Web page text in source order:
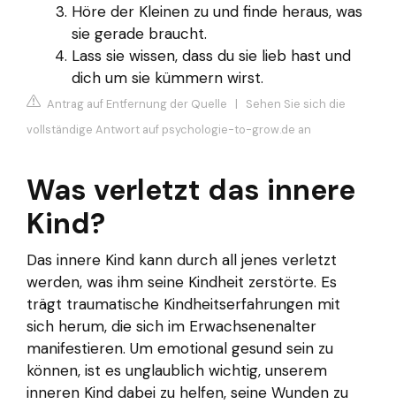
Höre der Kleinen zu und finde heraus, was
sie gerade braucht.
Lass sie wissen, dass du sie lieb hast und
dich um sie kümmern wirst.
Antrag auf Entfernung der Quelle | Sehen Sie sich die
vollständige Antwort auf psychologie-to-grow.de an
Was verletzt das innere
Kind?
Das innere Kind kann durch all jenes verletzt
werden, was ihm seine Kindheit zerstörte. Es
trägt traumatische Kindheitserfahrungen mit
sich herum, die sich im Erwachsenenalter
manifestieren. Um emotional gesund sein zu
können, ist es unglaublich wichtig, unserem
inneren Kind dabei zu helfen, seine Wunden zu